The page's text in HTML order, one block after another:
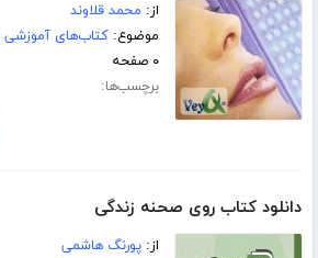
از: محمد قلاوند
موضوع:کتاب‌های آموزشی
۰ صفحه
برچسب‌ها:
دانلود کتاب روی صحنه زندگی
از:پورنگ هاشمی